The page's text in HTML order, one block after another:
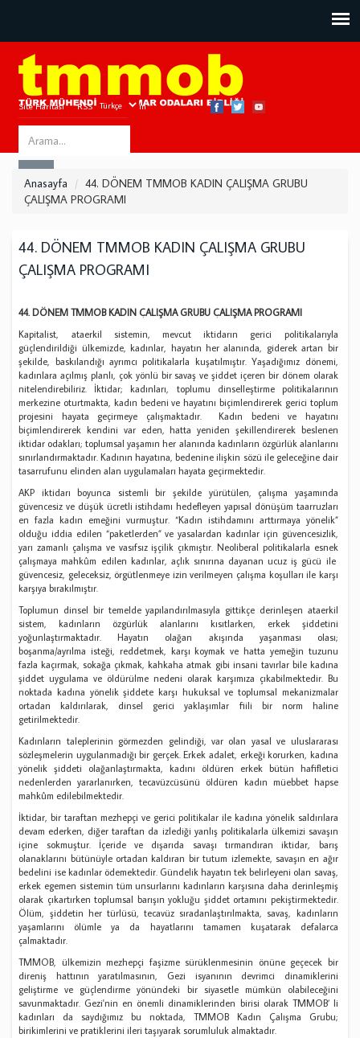
Site Haritası RSS Bize Ulaşın
Search
this
site
Anasayfa
44. DÖNEM TMMOB KADIN ÇALIŞMA GRUBU
ÇALIŞMA PROGRAMI
44. DÖNEM TMMOB KADIN ÇALIŞMA GRUBU
ÇALIŞMA PROGRAMI
44. DÖNEM TMMOB KADIN ÇALIŞMA GRUBU ÇALIŞMA PROGRAMI
Kapitalist, ataerkil sistemin, mevcut iktidarın gerici politikalarıyla
güçlendirildiği ülkemizde, kadınlar, hayatın her alanında, giderek artan bir
şekilde, baskılandığı ayrımcı politikalarla kuşatılmıştır. Yaşadığımız dönemi,
kadınlara açılmış planlı, çok yönlü bir savaş ve şiddet içeren bir dönem olarak
nitelendirebiliriz. İktidar; kadınları, toplumu dinselleştirme politikalarının
merkezine oturtmakta, kadın bedeni ve hayatını biçimlendirerek gerici toplum
projesini hayata geçirmeye çalışmaktadır. Kadın bedeni ve hayatını
biçimlendirerek kendini var eden, hatta yeniden şekillendirerek beslenen
iktidar odakları; toplumsal yaşamın her alanında kadınların özgürlük alanlarını
sınırlandırmaktadır. Kadının hayatına, bedenine ilişkin sözü ile geleceğine dair
tasarrufunu elinden alan uygulamaları hayata geçirmektedir.
AKP iktidarı boyunca sistemli bir şekilde yürütülen, çalışma yaşamında
güvencesiz ve düşük ücretli istihdamı hedefleyen yapısal dönüşüm taarruzları
en fazla kadın emeğini vurmuştur. “Kadın istihdamını arttırmaya yönelik”
olduğu iddia edilen “paketlerden” ve yasalardan kadınlar için güvencesizlik,
yarı zamanlı çalışma ve vasıfsız işçilik çıkmıştır. Neoliberal politikalarla esnek
çalışmaya mahkûm edilen kadınlar, açlık sınırına dayanan ucuz iş gücü ile
güvencesiz, geleceksiz, örgütlenmeye izin verilmeyen çalışma koşulları ile karşı
karşıya bırakılmıştır.
Toplumun dinsel bir temelde yapılandırılmasıyla gittikçe derinleşen ataerkil
sistem, kadınların özgürlük alanlarını kısıtlarken, erkek şiddetini
yoğunlaştırmaktadır. Hayatın olağan akışında yaşanması olası;
boşanma/ayrılma isteği, reddetmek, karşı koymak ve hatta yemeğin tuzunu
fazla kaçırmak, sokağa çıkmak, kahkaha atmak gibi insani tavırlar bile kadına
şiddet uygulama ve öldürülme nedeni olarak karşımıza çıkabilmektedir. Bu
noktada kadına yönelik şiddete karşı hukuksal ve toplumsal mekanizmalar
ortadan kaldırılarak, dinsel gerici yaklaşımlar fiili bir norm haline
getirilmektedir.
Kadınların taleplerinin görmezden gelindiği, var olan yasal ve uluslararası
sözleşmelerin uygulanmadığı bir gerçek. Erkek adalet, erkeği korurken, kadına
yönelik şiddeti olağanlaştırmakta, kadını öldüren erkek bütün hafifletici
nedenlerden yararlanırken, tecavüzcüsünü öldüren kadın müebbet hapse
mahkûm edilebilmektedir.
İktidar, bir taraftan mezhepçi ve gerici politikalar ile kadına yönelik saldırılara
devam ederken, diğer taraftan da izlediği yanlış politikalarla ülkemizi savaşın
içine sokmuştur. İçeride ve dışarıda savaşı tırmandıran iktidar, barış
olanaklarını bütünüyle ortadan kaldıran bir tutum izlemekte, savaşın en ağır
bedelini ise kadınlar ödemektedir. Gündelik hayatın tek belirleyeni olan savaş,
erkek egemen sistemin tüm unsurlarını kadınların karşısına daha derinleşmiş
olarak çıkartırken toplumsal barışın yokluğu şiddet ortamını pekiştirmektedir.
Ölüm, şiddetin her türlüsü, tecavüz sıradanlaştırılmakta, savaş, kadınların
yaşamlarını ölümle ya da hayatlarını tamamen kuşatarak defalarca
çalmaktadır.
TMMOB, ülkemizin mezhepçi faşizme sürüklenmesinin önüne geçecek bir
direniş hattının yaratılmasının, Gezi isyanının devrimci dinamiklerini
geliştirme ve güçlendirme yönündeki bir siyasetle mümkün olabileceğini
savunmaktadır. Gezi'nin en önemli dinamiklerinden birisi olarak TMMOB’ li
kadınları da saydığımız bu noktada, TMMOB Kadın Çalışma Grubu;
birikimlerini ve pratiklerini ileri taşıyarak sorumluluk almaktadır.